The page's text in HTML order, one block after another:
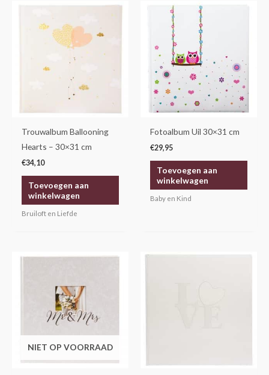
Trouwalbum Ballooning
Hearts – 30×31 cm
€34,10
Toevoegen aan
winkelwagen
Bruiloft en Liefde
Fotoalbum Uil 30×31 cm
€29,95
Toevoegen aan
winkelwagen
Baby en Kind
NIET OP VOORRAAD